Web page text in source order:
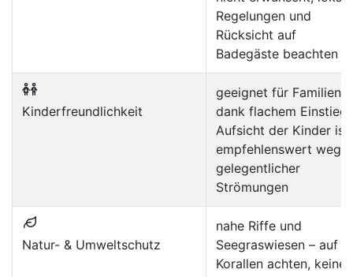
Regelungen und
Rücksicht auf
Badegäste beachten
Kinderfreundlichkeit
geeignet für Familien
dank flachem Einstieg;
Aufsicht der Kinder ist
empfehlenswert
gelegentlicher
Strömungen
Natur- & Umweltschutz
nahe Riffe und
Seegraswiesen – auf
Korallen achten, keine